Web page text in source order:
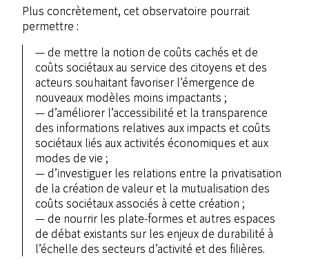
Plus concrètement, cet observatoire pourrait
permettre :
de mettre la notion de coûts cachés et de
coûts sociétaux au service des citoyens et des
acteurs souhaitant favoriser l’émergence de
nouveaux modèles moins impactants ;
d’améliorer l’accessibilité et la transparence
des informations relatives aux impacts et coûts
sociétaux liés aux activités économiques et aux
modes de vie ;
d’investiguer les relations entre la privatisation
de la création de valeur et la mutualisation des
coûts sociétaux associés à cette création ;
de nourrir les plate-formes et autres espaces
de débat existants sur les enjeux de durabilité à
l’échelle des secteurs d’activité et des filières.